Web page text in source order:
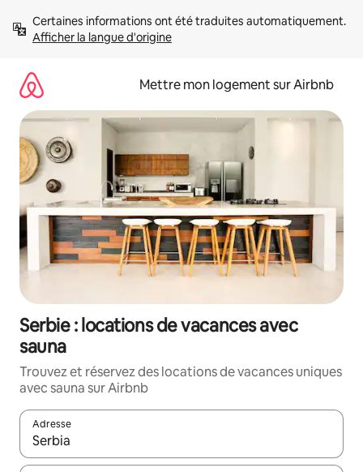
directement
Afficher la langue d'origine
Mettre mon logement sur Airbnb
Serbie : locations de vacances avec
sauna
Trouvez et réservez des locations de vacances uniques
avec sauna sur Airbnb
Adresse
Lorsque les résultats s'affichent, utilisez les flèches vers le